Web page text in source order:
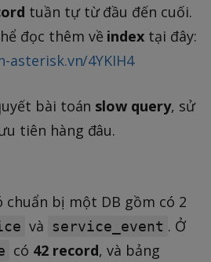
tuần tự từ đầu đến cuối.
đọc thêm về index tại đây:
asterisk.vn/4YKIH4
bài toán slow query, sử
tiên hàng đâu.
chuẩn bị một DB gồm có 2
và service_event . Ở
có 42 record, và bảng